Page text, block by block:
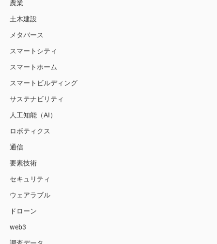
農業
土木建設
メタバース
スマートシティ
スマートホーム
スマートビルディング
サステナビリティ
人工知能（AI）
ロボティクス
通信
要素技術
セキュリティ
ウェアラブル
ドローン
web3